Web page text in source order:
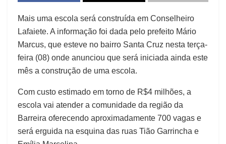
Mais uma escola será construída em Conselheiro
Lafaiete. A informação foi dada pelo prefeito Mário
Marcus, que esteve no bairro Santa Cruz nesta terça-
feira (08) onde anunciou que será iniciada ainda este
mês a construção de uma escola.
Com custo estimado em torno de R$4 milhões, a
escola vai atender a comunidade da região da
Barreira oferecendo aproximadamente 700 vagas e
será erguida na esquina das ruas Tião Garrincha e